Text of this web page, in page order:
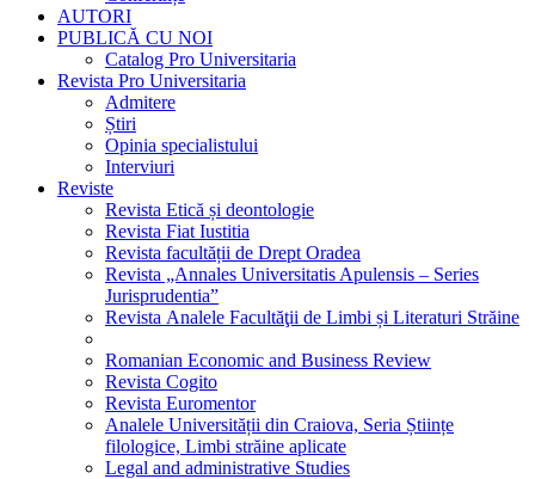
AUTORI
PUBLICĂ CU NOI
Catalog Pro Universitaria
Revista Pro Universitaria
Admitere
Știri
Opinia specialistului
Interviuri
Reviste
Revista Etică și deontologie
Revista Fiat Iustitia
Revista facultății de Drept Oradea
Revista „Annales Universitatis Apulensis – Series
Jurisprudentia”
Revista Analele Facultăţii de Limbi și Literaturi Străine
Romanian Economic and Business Review
Revista Cogito
Revista Euromentor
Analele Universității din Craiova, Seria Științe
filologice, Limbi străine aplicate
Legal and administrative Studies